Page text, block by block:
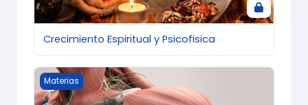
Crecimiento Espiritual y Psicofisica
Crecimiento espiritual 1
Materias